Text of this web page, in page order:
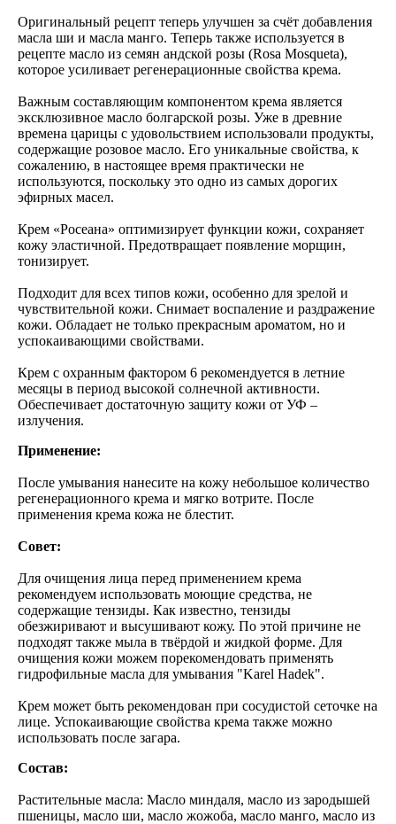
Оригинальный рецепт теперь улучшен за счёт добавления
масла ши и масла манго. Теперь также используется в
рецепте масло из семян андской розы (Rosa Mosqueta),
которое усиливает регенерационные свойства крема.
Важным составляющим компонентом крема является
эксклюзивное масло болгарской розы. Уже в древние
времена царицы с удовольствием использовали продукты,
содержащие розовое масло. Его уникальные свойства, к
сожалению, в настоящее время практически не
используются, поскольку это одно из самых дорогих
эфирных масел.
Крем «Росеана» оптимизирует функции кожи, сохраняет
кожу эластичной. Предотвращает появление морщин,
тонизирует.
Подходит для всех типов кожи, особенно для зрелой и
чувствительной кожи. Снимает воспаление и раздражение
кожи. Обладает не только прекрасным ароматом, но и
успокаивающими свойствами.
Крем с охранным фактором 6 рекомендуется в летние
месяцы в период высокой солнечной активности.
Обеспечивает достаточную защиту кожи от УФ –
излучения.
Применение:
После умывания нанесите на кожу небольшое количество
регенерационного крема и мягко вотрите. После
применения крема кожа не блестит.
Совет:
Для очищения лица перед применением крема
рекомендуем использовать моющие средства, не
содержащие тензиды. Как известно, тензиды
обезжиривают и высушивают кожу. По этой причине не
подходят также мыла в твёрдой и жидкой форме. Для
очищения кожи можем порекомендовать применять
гидрофильные масла для умывания "Karel Hadek".
Крем может быть рекомендован при сосудистой сеточке на
лице. Успокаивающие свойства крема также можно
использовать после загара.
Состав:
Растительные масла: Масло миндаля, масло из зародышей
пшеницы, масло ши, масло жожоба, масло манго, масло из